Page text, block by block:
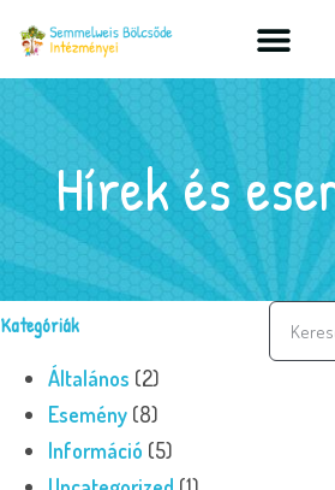
Hírek és
Kategóriák
Általános (2)
Esemény (8)
Információ (5)